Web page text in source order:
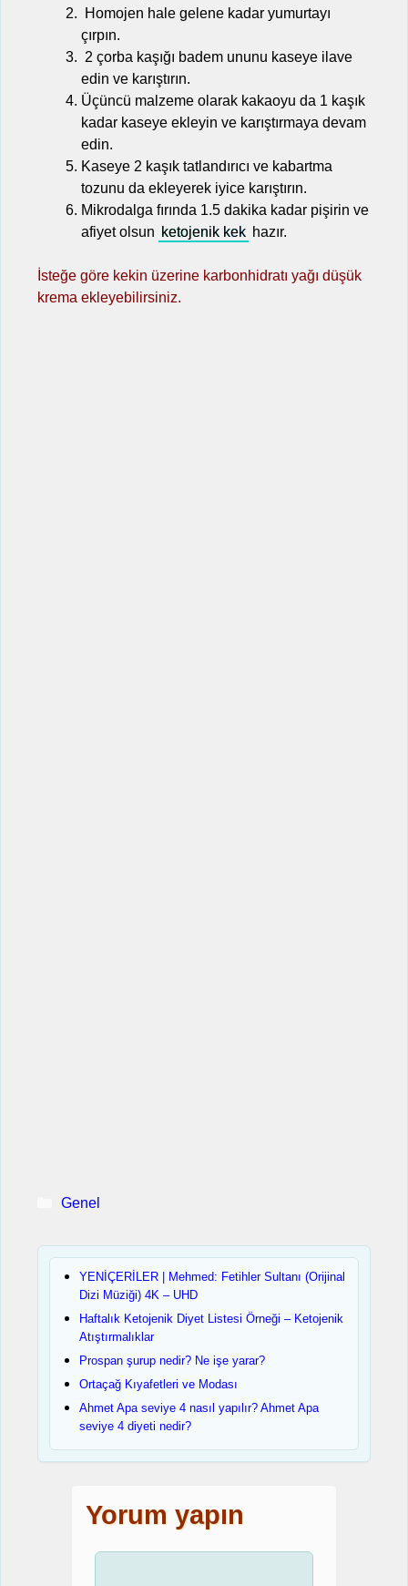
Homojen hale gelene kadar yumurtayı
çırpın.
2 çorba kaşığı badem ununu kaseye ilave
edin ve karıştırın.
Üçüncü malzeme olarak kakaoyu da 1 kaşık
kadar kaseye ekleyin ve karıştırmaya devam
edin.
Kaseye 2 kaşık tatlandırıcı ve kabartma
tozunu da ekleyerek iyice karıştırın.
Mikrodalga fırında 1.5 dakika kadar pişirin ve
afiyet olsun ketojenik kek hazır.
İsteğe göre kekin üzerine karbonhidratı yağı düşük
krema ekleyebilirsiniz.
Kategoriler
Genel
YENİÇERİLER | Mehmed: Fetihler Sultanı (Orijinal
Dizi Müziği) 4K – UHD
Haftalık Ketojenik Diyet Listesi Örneği – Ketojenik
Atıştırmalıklar
Prospan şurup nedir? Ne işe yarar?
Ortaçağ Kıyafetleri ve Modası
Ahmet Apa seviye 4 nasıl yapılır? Ahmet Apa
seviye 4 diyeti nedir?
Yorum yapın